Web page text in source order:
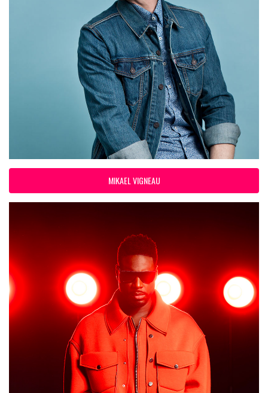
MIKAEL VIGNEAU